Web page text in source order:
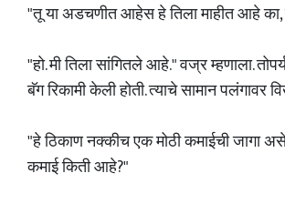
"तू या अडचणीत आहेस हे तिला माहीत आहे
"हो. मी तिला सांगितले आहे." वज्र म्हणाला.
बॅग रिकामी केली होती. त्याचे सामान पलंगावर
"हे ठिकाण नक्कीच एक मोठी कमाईची जागा
कमाई किती आहे?"